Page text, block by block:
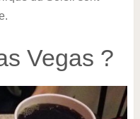
Vegas ?